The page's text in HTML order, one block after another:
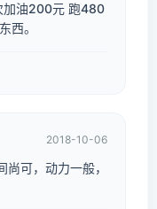
加油200元 跑480
西。
2018-10-06
可，动力一般，